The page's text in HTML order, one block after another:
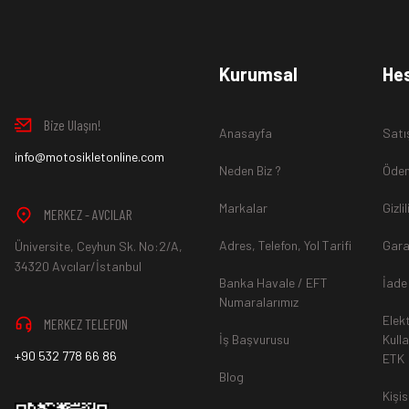
www.MotosikletOnline.com alışveriş sitesinden almış
Aksi durum söz konusu olduğunda
*İade ve Değişim sürecinde ürünlerin "Gönderici Ödemeli”
Ürün mağazamıza ulaştıktan sonra gerekli incelemelerin
hesaba ya da Kredi Kartına "Beş (5) ile On (10) iş günü”
durumlar ilgili bankanız ile yapılan sözleşme yükümlülüğüne
Bize Ulaşın!
info@motosikletonline.com
MERKEZ - AVCILAR
Üniversite, Ceyhun Sk. No:2/A,
34320 Avcılar/İstanbul
MERKEZ TELEFON
+90 532 778 66 86
Kurumsal
Anasayfa
Neden Biz ?
Markalar
Adres, Telefon, Yol Tarifi
Banka Havale / EFT
Numaralarımız
İş Başvurusu
Blog
İade
ETK